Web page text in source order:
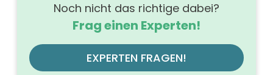
Werkstoff der Front
MDF-Trägerplatte mit Thermofolie
Farbe des Korpus
anthrazit
Werkstoff des Korpus
Noch nicht das richtige dabei?
Frag einen Experten!
EXPERTEN FRAGEN!